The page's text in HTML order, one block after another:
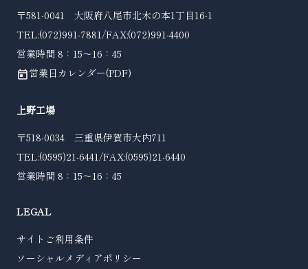
〒581-0041 大阪府八尾市北木の本1丁目16-1
TEL:(072)991-7881/FAX:(072)991-4400
営業時間 8：15～16：45
today営業日カレンダー(PDF)
上野工場
〒518-0034 三重県伊賀市大内711
TEL:(0595)21-6441/FAX:(0595)21-6440
営業時間 8：15～16：45
LEGAL
サイトご利用条件
ソーシャルメディアポリシー